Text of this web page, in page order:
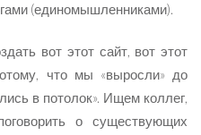
(единомышленниками).
вот этот сайт, вот этот
что мы «выросли» до
в потолок». Ищем коллег,
о существующих